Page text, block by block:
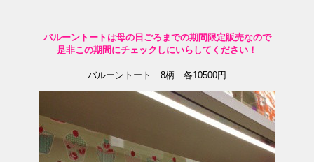
バルーントートは母の日ごろまでの期間限定販売なので
是非この期間にチェックしにいらしてください！
バルーントート 8柄 各10500円